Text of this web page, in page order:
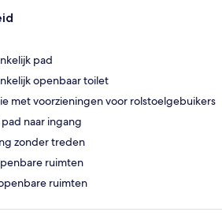
pad
openbaar toilet
met voorzieningen voor rolstoelgebuikers
naar ingang
zonder treden
ruimten
ruimten